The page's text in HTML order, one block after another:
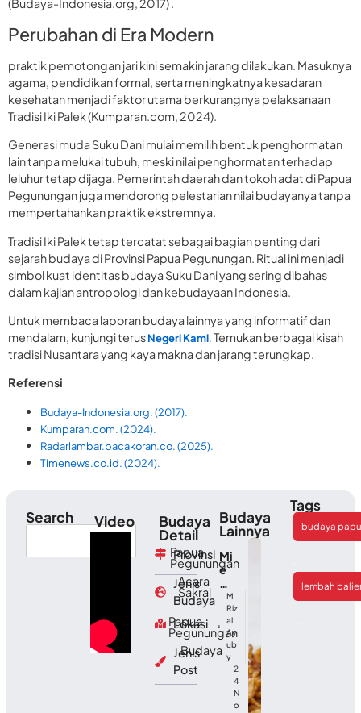
(Budaya-Indonesia.org, 2017) .
Perubahan di Era Modern
praktik pemotongan jari kini semakin jarang dilakukan. Masuknya
agama, pendidikan formal, serta meningkatnya kesadaran
kesehatan menjadi faktor utama berkurangnya pelaksanaan
Tradisi Iki Palek (Kumparan.com, 2024).
Generasi muda Suku Dani mulai memilih bentuk penghormatan
lain tanpa melukai tubuh, meski nilai penghormatan terhadap
leluhur tetap dijaga. Pemerintah daerah dan tokoh adat di Papua
Pegunungan juga mendorong pelestarian nilai budayanya tanpa
mempertahankan praktik ekstremnya.
Tradisi Iki Palek tetap tercatat sebagai bagian penting dari
sejarah budaya di Provinsi Papua Pegunungan. Ritual ini menjadi
simbol kuat identitas budaya Suku Dani yang sering dibahas
dalam kajian antropologi dan kebudayaan Indonesia.
Untuk membaca laporan budaya lainnya yang informatif dan
mendalam, kunjungi terusNegeri Kami.Temukan berbagai kisah
tradisi Nusantara yang kaya makna dan jarang terungkap.
Referensi
Budaya-Indonesia.org. (2017).
Kumparan.com. (2024).
Radarlambar.bacakoran.co. (2025).
Timenews.co.id. (2024).
Search Video Budaya
Detail
Provinsi
Papua
Pegunungan
Jenis
Budaya
Acara
Sakral
Lokasi
Papua
Pegunungan
Jenis
Post
Budaya
Budaya
Lainnya
Mi
e
Kh
as
Ac
eh
:
Cit
Ra
M
Riz
al
Ay
ub
y
2
4
N
o
Tags
budaya
lembah